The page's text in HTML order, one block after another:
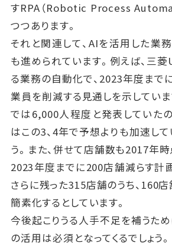
すRPA（Robotic Process
つつあります。
それと関連して、AIを活用した業
も進められています。例えば、三菱
る業務の自動化で、2023年度まで
業員を削減する見通しを示してい
では6,000人程度と発表していた
はこの3、4年で予想よりも加速して
う。また、併せて店舗数も2017年
2023年度までに200店舗減らす計
さらに残った315店舗のうち、160
簡素化するとしています。
今後起こりうる人手不足を補うため
の活用は必須となってくるでしょう